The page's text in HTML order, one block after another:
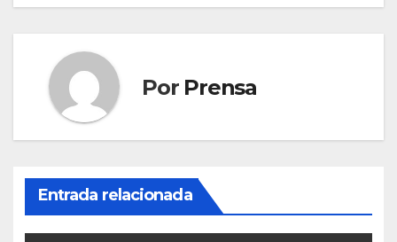
Por Prensa
Entrada relacionada